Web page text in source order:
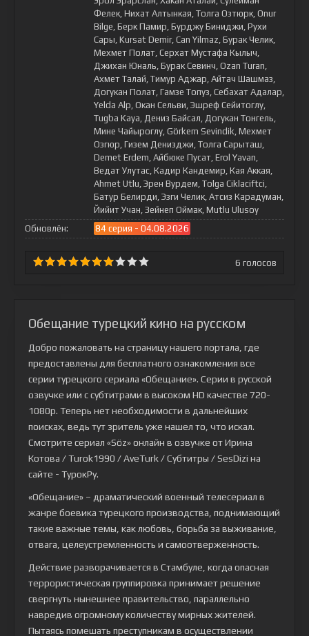
Фелек, Нихат Алтынкая, Толга Озтюрк, Onur
Bilge, Берк Памир, Бурджу Биниджи, Рухи
Сары, Kursat Demir, Can Yilmaz, Бурак Челик,
Мехмет Полат, Серхат Мустафа Кылыч,
Джихан Юналь, Бурак Севинч, Ozan Turan,
Ахмет Талай, Тимур Аджар, Айтач Шашмаз,
Догукан Полат, Гамзе Топуз, Себахат Адалар,
Yelda Alp, Окан Сельви, Эшреф Сейитоглу,
Tugba Kaya, Дениз Байсал, Догукан Тонгель,
Мине Чайыроглу, Görkem Sevindik, Мехмет
Озгюр, Гизем Денизджи, Толга Сарыташ,
Demet Erdem, Айбюке Пусат, Erol Yavan,
Ведат Улутас, Кадир Кандемир, Кая Аккая,
Ahmet Utlu, Эрен Вурдем, Tolga Ciklaciftci,
Батур Белирди, Эзги Челик, Атсиз Карадуман,
Йийит Учан, Зейнеп Оймак, Mutlu Ulusoy
Обновлён:
84 серия - 04.08.2026
6 голосов
Обещание турецкий кино на русском
Добро пожаловать на страницу нашего портала, где
предоставлены для бесплатного ознакомления все
серии турецкого сериала «Обещание». Серии в русской
озвучке или с субтитрами в высоком HD качестве 720-
1080p. Теперь нет необходимости в дальнейших
поисках, ведь тут зритель уже нашел то, что искал.
Смотрите сериал «Söz» онлайн в озвучке от Ирина
Котова / Turok1990 / AveTurk / Субтитры / SesDizi на
сайте - ТурокРу.
«Обещание» – драматический военный телесериал в
жанре боевика турецкого производства, поднимающий
такие важные темы, как любовь, борьба за выживание,
отвага, целеустремленность и самоотверженность.
Действие разворачивается в Стамбуле, когда опасная
террористическая группировка принимает решение
свергнуть нынешнее правительство, параллельно
навредив огромному количеству мирных жителей.
Пытаясь помешать преступникам в осуществлении